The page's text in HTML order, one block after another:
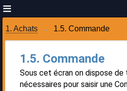
1. Achats 1.5. Commande
1.5. Commande
Sous cet écran on dispose
nécessaires pour saisir une